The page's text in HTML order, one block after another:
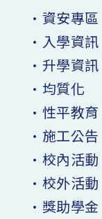
•資安專區
•入學資訊
•升學資訊
•均質化
•性平教育
•施工公告
•校內活動
•校外活動
•獎助學金